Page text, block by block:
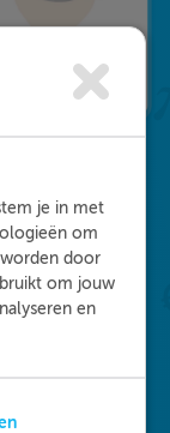
vast: je
je in met
om
door
om jouw
en